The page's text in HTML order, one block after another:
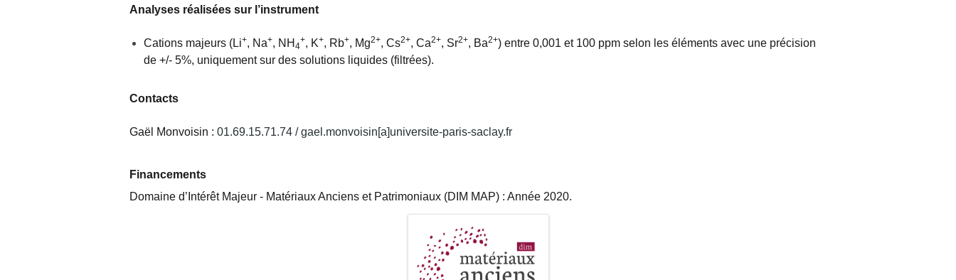
Analyses réalisées sur l’instrument
Cations majeurs (Li+, Na+, NH 4
+, K+, Rb+, Mg2+, Cs2+, Ca2+, Sr2+, Ba2+) entre 0,001 et 100 ppm selon les éléments avec une précision
de +/- 5%, uniquement sur des solutions liquides (filtrées).
Contacts
Gaël Monvoisin : 01.69.15.71.74 /gael.monvoisin[a]universite-paris-saclay.fr
Financements
Domaine d’Intérêt Majeur - Matériaux Anciens et Patrimoniaux (DIM MAP) : Année 2020.